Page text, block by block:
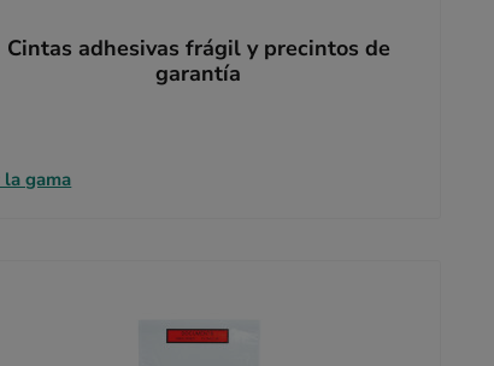
Cintas adhesivas frágil y precintos de
garantía
la gama